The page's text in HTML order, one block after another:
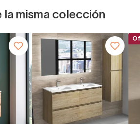
la misma colección